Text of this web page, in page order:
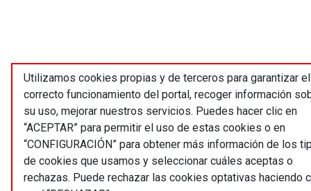
Utilizamos cookies propias y de terceros para garantizar el
correcto funcionamiento del portal, recoger información
su uso, mejorar nuestros servicios. Puedes hacer clic en
“ACEPTAR” para permitir el uso de estas cookies o en
“CONFIGURACIÓN” para obtener más información de los
de cookies que usamos y seleccionar cuáles aceptas o
rechazas. Puede rechazar las cookies optativas haciendo